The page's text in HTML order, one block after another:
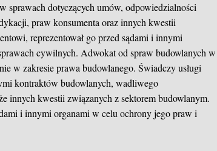
sprawach dotyczących umów, odpowiedzialności
praw konsumenta oraz innych kwestii
reprezentował go przed sądami i innymi
cywilnych. Adwokat od spraw budowlanych w
w zakresie prawa budowlanego. Świadczy usługi
kontraktów budowlanych, wadliwego
innych kwestii związanych z sektorem budowlanym.
i innymi organami w celu ochrony jego praw i